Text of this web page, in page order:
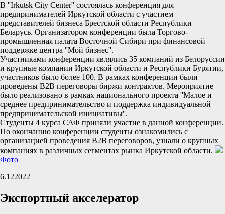
В ''Irkutsk City Center'' состоялась конференция для
предпринимателей Иркутской области с участием
представителей бизнеса Брестской области Республики
Беларусь. Организатором конференции была Торгово-
промышленная палата Восточной Сибири при финансовой
поддержке центра ''Мой бизнес''.
Участниками конференции являлись 35 компаний из Белоруссии
и крупные компании Иркутской области и Республики Бурятии,
участников было более 100. В рамках конференции были
проведены B2B переговоры биржи контрактов. Мероприятие
было реализовано в рамках национального проекта ''Малое и
среднее предпринимательство и поддержка индивидуальной
предпринимательской инициативы''.
Студенты 4 курса САФ приняли участие в данной конференции.
По окончанию конференции студенты ознакомились с
организацией проведения B2B переговоров, узнали о крупных
компаниях в различных сегментах рынка Иркутской области.
Фото
6.122022
Экспортный акселератор